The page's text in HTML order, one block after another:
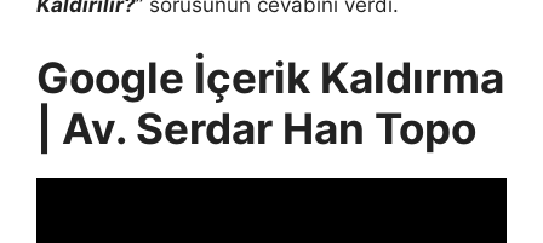
Kaldırılır?” sorusunun cevabını verdi.
Google İçerik Kaldırma
| Av. Serdar Han Topo